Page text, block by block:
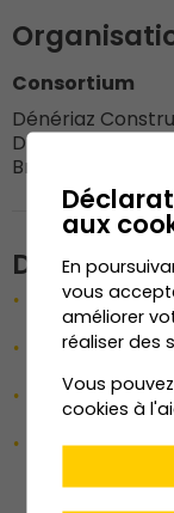
Consortium
Dénériaz
DM Bois SA20%
Broccard-
Démontage
déplacer
Transport
remontage
de la
En amont de
démontage,
assuré par
aux
En
vous
améliorer
réaliser des
Vous
cookies à